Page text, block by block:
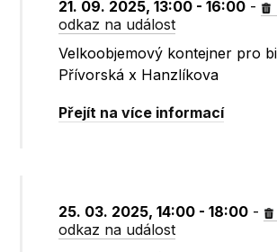
21. 09. 2025, 13:00 - 16:00 -
odkaz na událost
Velkoobjemový kontejner pro
Přívorská x Hanzlíkova
Přejít na více informací
25. 03. 2025, 14:00 - 18:00 -
odkaz na událost